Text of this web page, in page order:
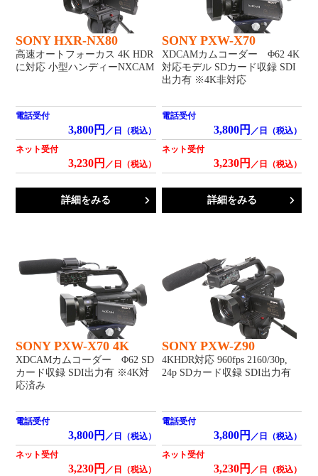
SONY HXR-NX80
高速オートフォーカス 4K HDR
に対応 小型ハンディーNXCAM
電話受付
3,800円 ／日（税込）
ネット受付
3,230円 ／日（税込）
詳細をみる
SONY PXW-X70
XDCAMカムコーダー Φ62 4K
対応モデル SDカード収録 SDI
出力有 ※4K非対応
電話受付
3,800円 ／日（税込）
ネット受付
3,230円 ／日（税込）
詳細をみる
SONY PXW-X70 4K
XDCAMカムコーダー Φ62 SD
カード収録 SDI出力有 ※4K対
応済み
電話受付
3,800円 ／日（税込）
ネット受付
3,230円 ／日（税込）
SONY PXW-Z90
4KHDR対応 960fps 2160/30p,
24p SDカード収録 SDI出力有
電話受付
3,800円 ／日（税込）
ネット受付
3,230円 ／日（税込）